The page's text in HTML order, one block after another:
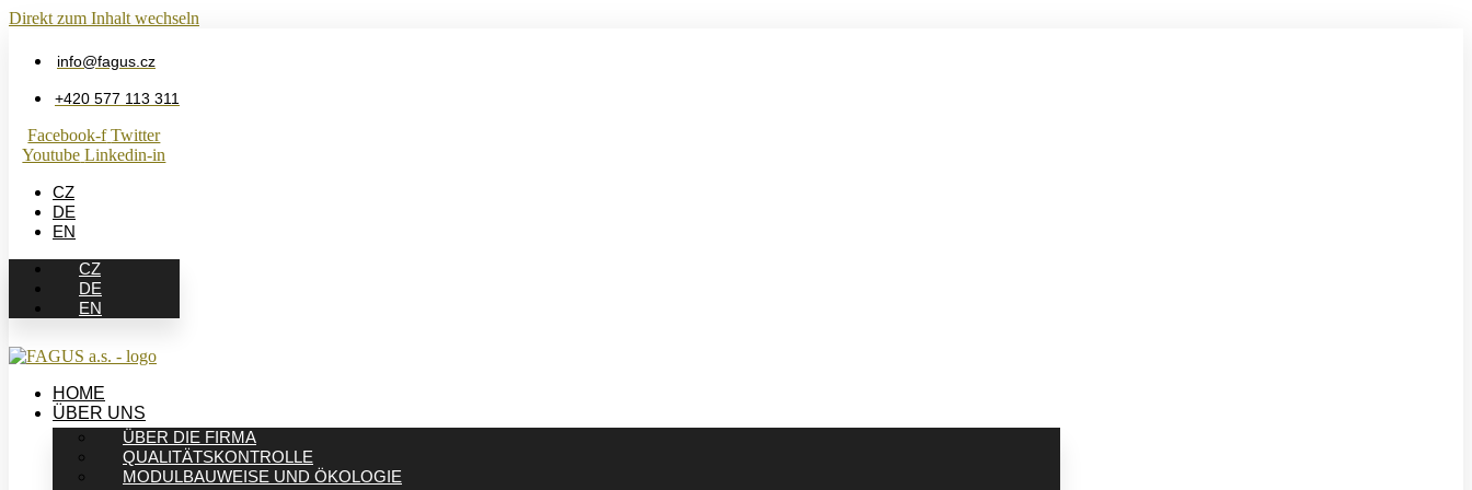
Direkt zum Inhalt wechseln
info@fagus.cz
+420 577 113 311
Facebook-f Twitter
Youtube Linkedin-in
CZ
DE
EN
CZ
DE
EN
HOME
ÜBER UNS
ÜBER DIE FIRMA
QUALITÄTSKONTROLLE
MODULBAUWEISE UND ÖKOLOGIE